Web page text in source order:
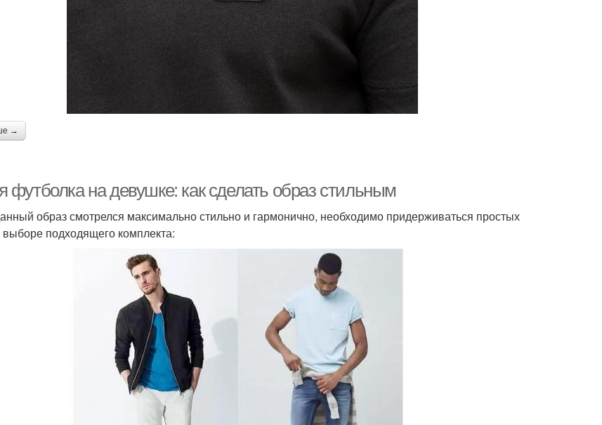
→
футболка на девушке: как сделать образ стильным
образ смотрелся максимально стильно и гармонично, необходимо придерживаться простых
подходящего комплекта: